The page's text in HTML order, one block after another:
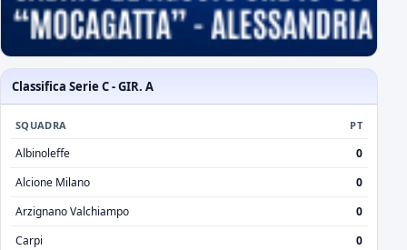
Classifica Serie C - GIR. A
SQUADRA PT
Albinoleffe
0
Alcione Milano
0
Arzignano Valchiampo
0
Carpi
0